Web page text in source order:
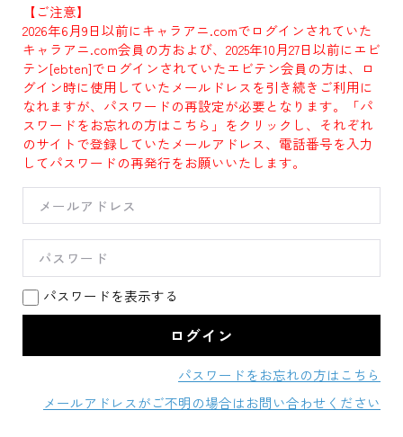
【ご注意】
2026年6月9日以前にキャラアニ.comでログインされていた
キャラアニ.com会員の方および、2025年10月27日以前にエビ
テン[ebten]でログインされていたエビテン会員の方は、ロ
グイン時に使用していたメールドレスを引き続きご利用に
なれますが、パスワードの再設定が必要となります。「パ
スワードをお忘れの方はこちら」をクリックし、それぞれ
のサイトで登録していたメールアドレス、電話番号を入力
してパスワードの再発行をお願いいたします。
パスワードを表示する
パスワードをお忘れの方はこちら
メールアドレスがご不明の場合はお問い合わせください